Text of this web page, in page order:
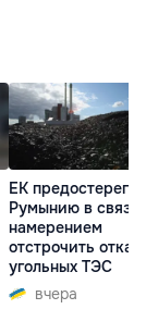
ЕК предостерегла
Румынию в связи
намерением
отстрочить отказ
угольных ТЭС
вчера